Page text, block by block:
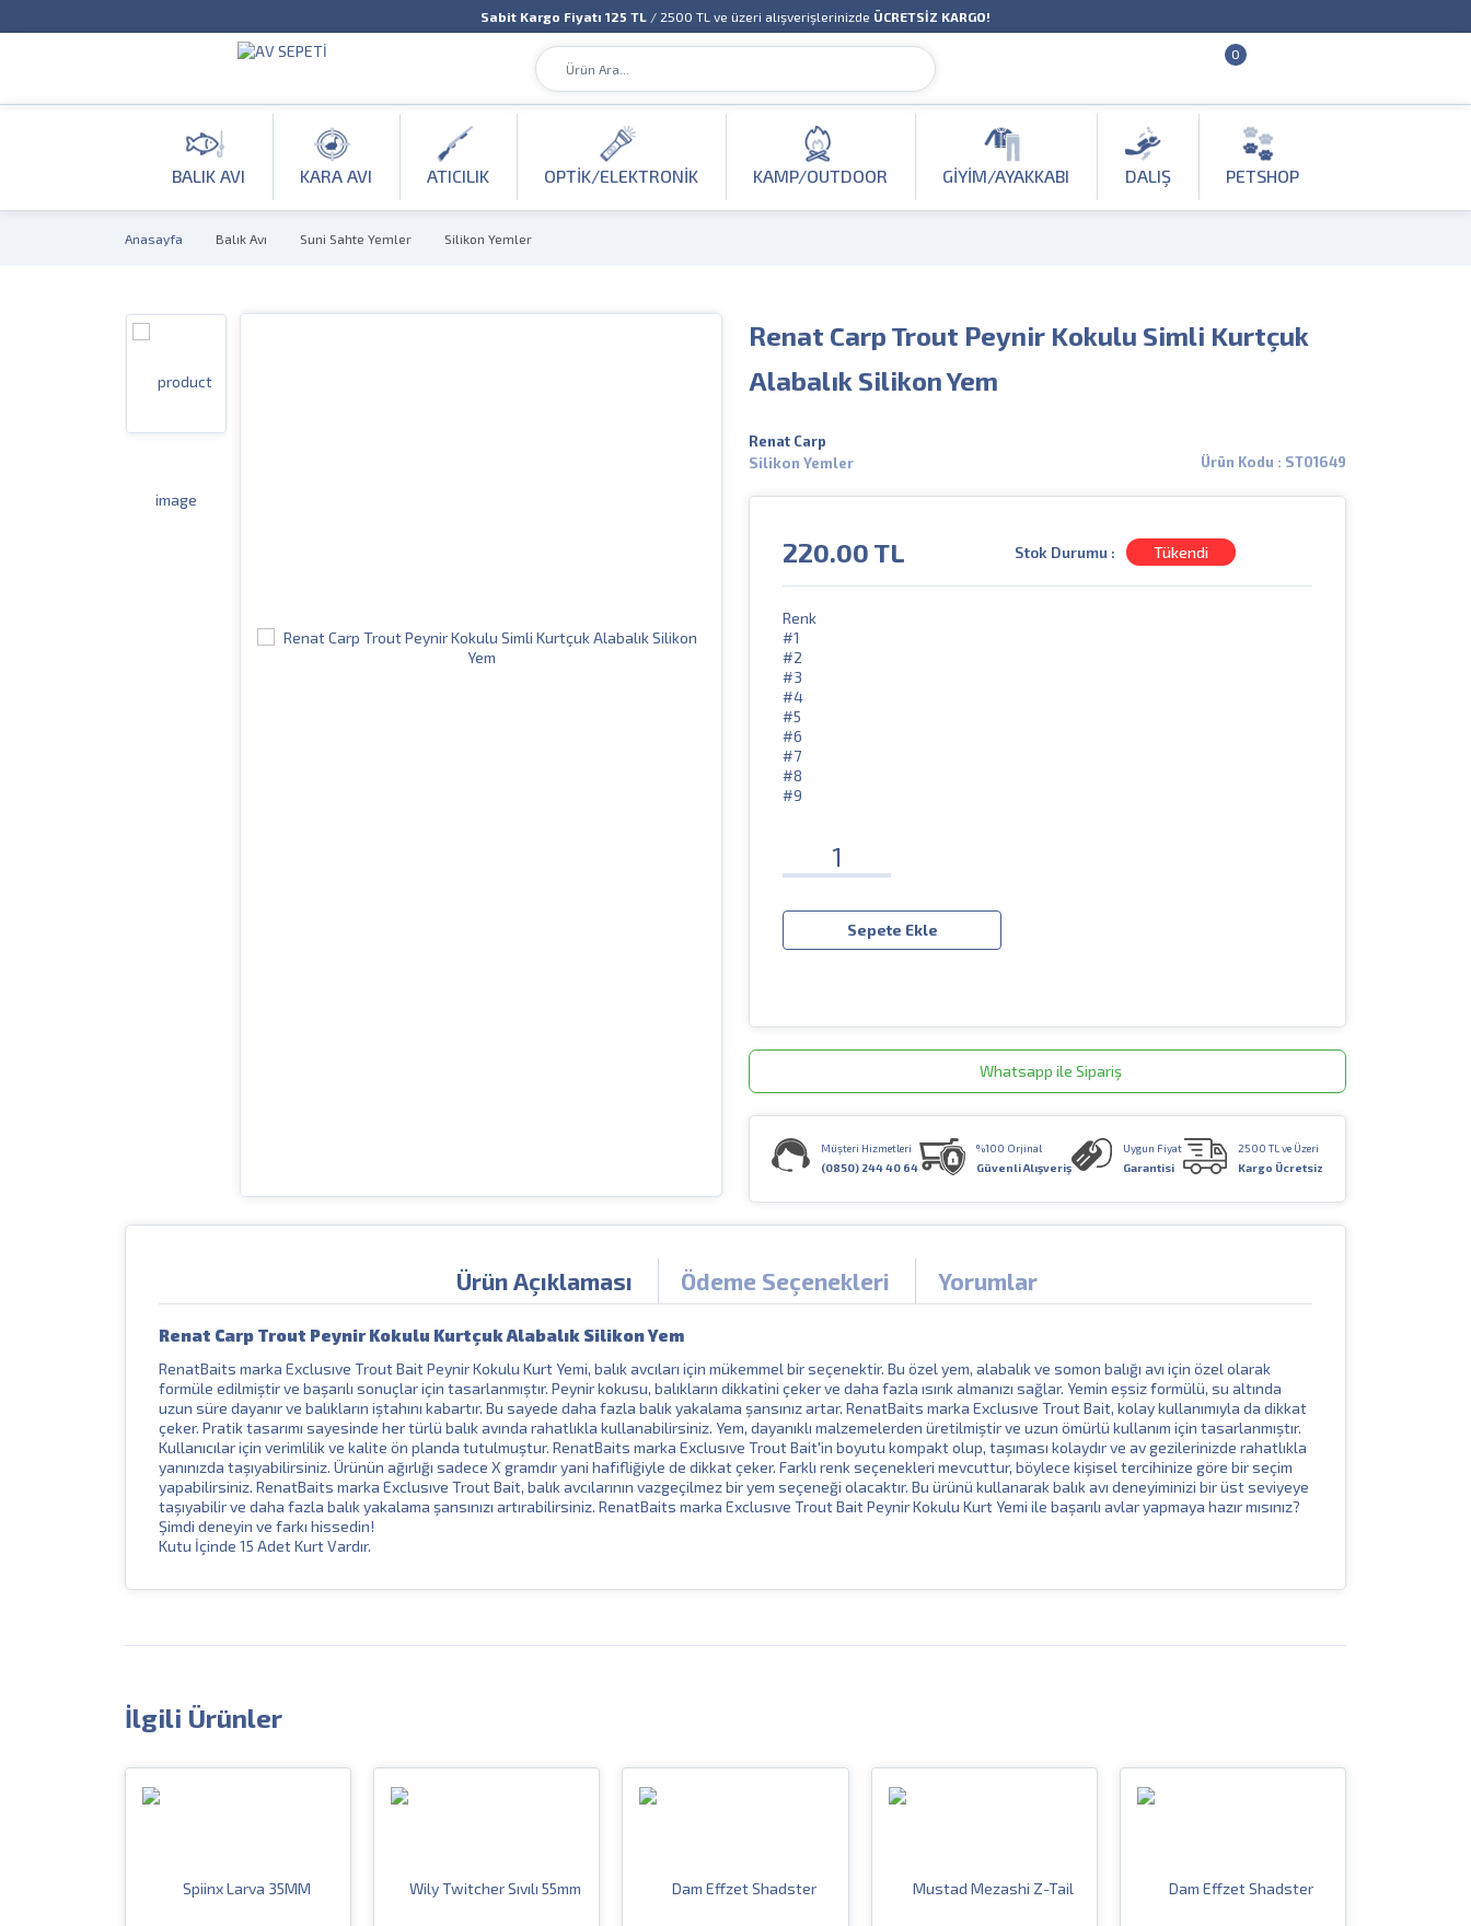
Sabit Kargo Fiyatı 125 TL / 2500 TL ve üzeri alışverişlerinizde ÜCRETSİZ KARGO!
0
BALIK AVI KARA AVI ATICILIK OPTIK/ELEKTRONIK KAMP/OUTDOOR GIYIM/AYAKKABI DALIŞ PETSHOP
Anasayfa Balık Avı Suni Sahte Yemler Silikon Yemler
Renat Carp Trout Peynir Kokulu Simli Kurtçuk
Alabalık Silikon Yem
Renat Carp
Silikon Yemler
Ürün Kodu : ST01649
220.00 TL Stok Durumu : Tükendi
Renk
#1
#2
#3
#4
#5
#6
#7
#8
#9
Sepete Ekle
Whatsapp ile Sipariş
Müşteri Hizmetleri
(0850) 244 40 64
%100 Orjinal
Güvenli Alışveriş
Uygun Fiyat
Garantisi
2500 TL ve Üzeri
Kargo Ücretsiz
Ürün Açıklaması Ödeme Seçenekleri Yorumlar
Renat Carp Trout Peynir Kokulu Kurtçuk Alabalık Silikon Yem
RenatBaits marka Exclusıve Trout Bait Peynir Kokulu Kurt Yemi, balık avcıları için mükemmel bir seçenektir. Bu özel yem, alabalık ve somon balığı avı için özel olarak
formüle edilmiştir ve başarılı sonuçlar için tasarlanmıştır. Peynir kokusu, balıkların dikkatini çeker ve daha fazla ısırık almanızı sağlar. Yemin eşsiz formülü, su altında
uzun süre dayanır ve balıkların iştahını kabartır. Bu sayede daha fazla balık yakalama şansınız artar. RenatBaits marka Exclusıve Trout Bait, kolay kullanımıyla da dikkat
çeker. Pratik tasarımı sayesinde her türlü balık avında rahatlıkla kullanabilirsiniz. Yem, dayanıklı malzemelerden üretilmiştir ve uzun ömürlü kullanım için tasarlanmıştır.
Kullanıcılar için verimlilik ve kalite ön planda tutulmuştur. RenatBaits marka Exclusıve Trout Bait'in boyutu kompakt olup, taşıması kolaydır ve av gezilerinizde rahatlıkla
yanınızda taşıyabilirsiniz. Ürünün ağırlığı sadece X gramdır yani hafifliğiyle de dikkat çeker. Farklı renk seçenekleri mevcuttur, böylece kişisel tercihinize göre bir seçim
yapabilirsiniz. RenatBaits marka Exclusıve Trout Bait, balık avcılarının vazgeçilmez bir yem seçeneği olacaktır. Bu ürünü kullanarak balık avı deneyiminizi bir üst seviyeye
taşıyabilir ve daha fazla balık yakalama şansınızı artırabilirsiniz. RenatBaits marka Exclusıve Trout Bait Peynir Kokulu Kurt Yemi ile başarılı avlar yapmaya hazır mısınız?
Şimdi deneyin ve farkı hissedin!
Kutu İçinde 15 Adet Kurt Vardır.
İlgili Ürünler